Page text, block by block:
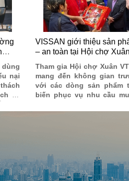
dùng
nại
và
cùng
VISSAN giới thiệu sản
– an toàn tại Hội chợ
Tham gia Hội chợ Xuân
mang đến không gian
với các dòng sản phẩm
biến phục vụ nhu cầu
dùng của gia đình Việt.
lượng nghiêm ngặt và